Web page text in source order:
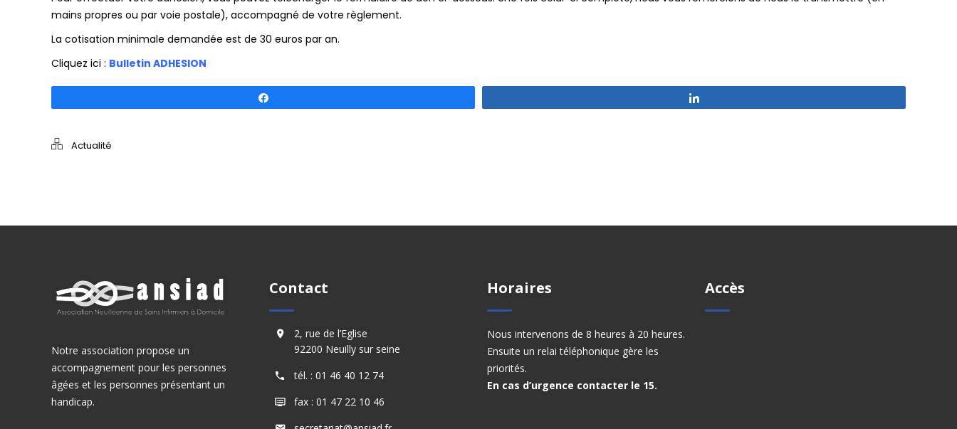
mains propres ou par voie postale), accompagné de votre règlement.
La cotisation minimale demandée est de 30 euros par an.
Cliquez ici : Bulletin ADHESION
Actualité
Notre association propose un
accompagnement pour les personnes
âgées et les personnes présentant un
handicap.
Contact
2, rue de l’Eglise
92200 Neuilly sur seine
tél. : 01 46 40 12 74
fax : 01 47 22 10 46
Horaires
Nous intervenons de 8 heures à 20 heures.
Ensuite un relai téléphonique gère les
priorités.
En cas d’urgence contacter le 15.
Accès